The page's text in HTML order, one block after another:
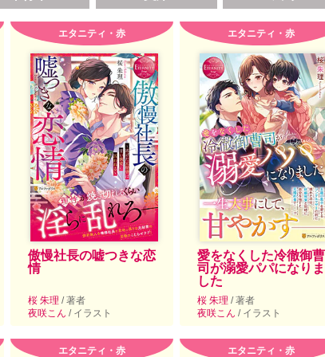
エタニティ・赤
傲慢社長の嘘つきな恋
情
桜 朱理 / 著者
夜咲こん / イラスト
エタニティ・赤
愛をなくした冷徹御曹
司が溺愛パパになりま
した
桜 朱理 / 著者
夜咲こん / イラスト
エタニティ・赤 エタニティ・赤